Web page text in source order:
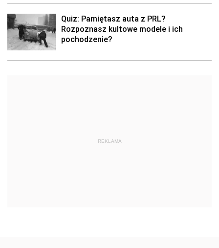
Quiz: Pamiętasz auta z PRL?
Rozpoznasz kultowe modele i ich
pochodzenie?
REKLAMA